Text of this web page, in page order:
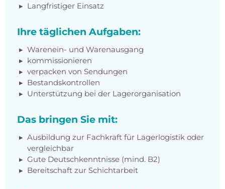
Langfristiger Einsatz
Ihre täglichen Aufgaben:
Warenein- und Warenausgang
kommissionieren
verpacken von Sendungen
Bestandskontrollen
Unterstützung bei der Lagerorganisation
Das bringen Sie mit:
Ausbildung zur Fachkraft für Lagerlogistik oder
vergleichbar
Gute Deutschkenntnisse (mind. B2)
Bereitschaft zur Schichtarbeit